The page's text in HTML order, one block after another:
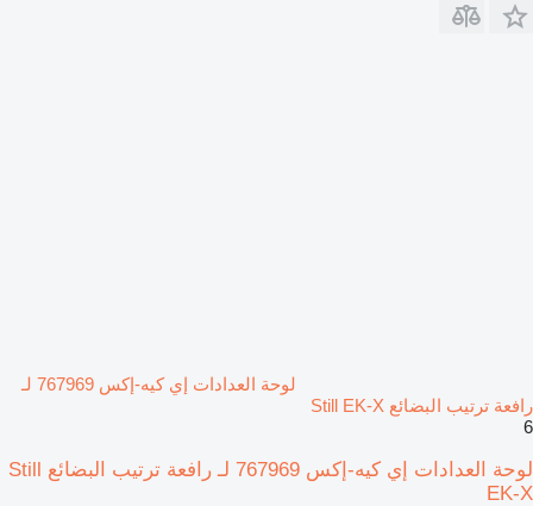
لوحة العدادات إي كيه-إكس 767969 لـ
رافعة ترتيب البضائع Still EK-X
6
لوحة العدادات إي كيه-إكس 767969 لـ رافعة ترتيب البضائع Still
EK-X